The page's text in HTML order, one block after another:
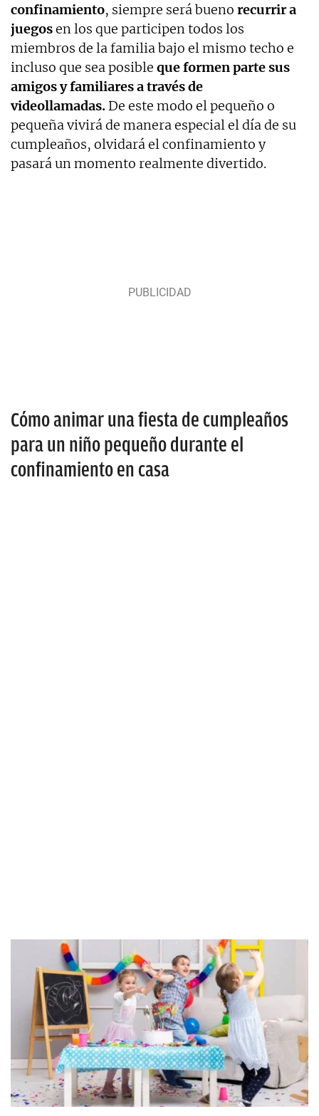
confinamiento, siempre será bueno recurrir a
juegosen los que participen todos los
miembros de la familia bajo el mismo techo e
incluso que sea posible que formen parte sus
amigos y familiares a través de
videollamadas. De este modo el pequeño o
pequeña vivirá de manera especial el día de su
cumpleaños, olvidará el confinamiento y
pasará un momento realmente divertido.
Cómo animar una fiesta de cumpleaños
para un niño pequeño durante el
confinamiento en casa